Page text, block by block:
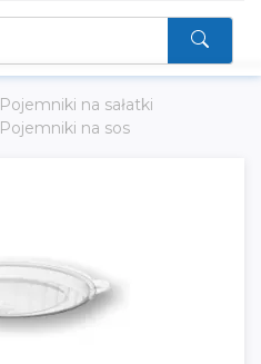
Pojemniki na sałatki
Pojemniki na sos